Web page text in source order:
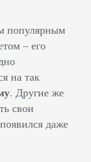
популярным
– его
на так
. Другие же
свои
даже